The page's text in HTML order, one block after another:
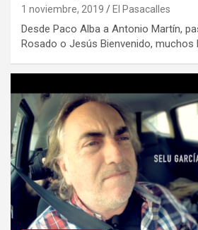
1 noviembre, 2019 El Pasacalles
Desde Paco Alba a Antonio Martín,
Rosado o Jesús Bienvenido, muchos